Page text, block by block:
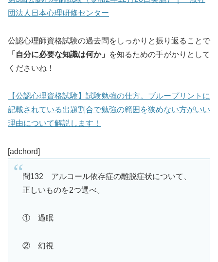
団法人日本心理研修センター
公認心理師資格試験の過去問をしっかりと振り返ることで
「自分に必要な知識は何か」
を知るための手がかりとして
くださいね！
【公認心理資格試験】試験勉強の仕方。ブループリントに
記載されている出題割合で勉強の範囲を狭めない方がいい
理由について解説します！
[adchord]
問132 アルコール依存症の離脱症状について、
正しいものを2つ選べ。
① 過眠
② 幻視